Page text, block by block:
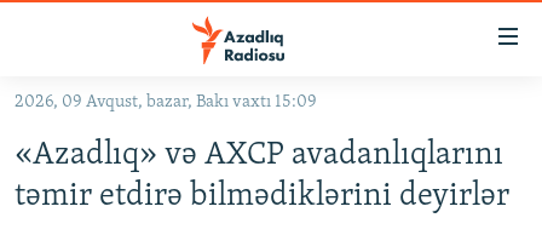
Əsas
qayıt
Əsas
2026, 09 Avqust, bazar, Bakı vaxtı 15:09
«Azadlıq» və AXCP avadanlıqlarını
təmir etdirə bilmədiklərini deyirlər